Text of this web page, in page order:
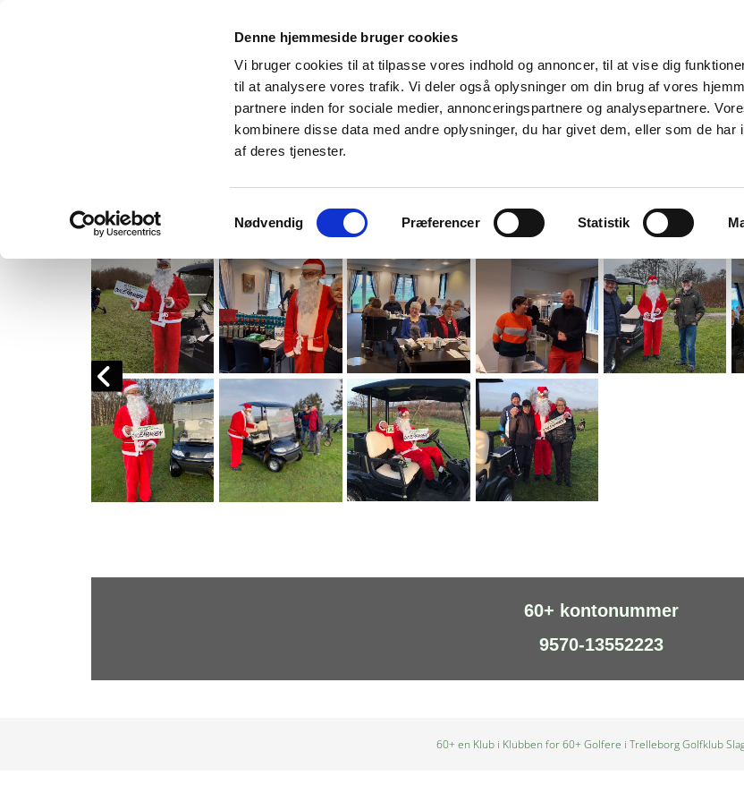
Denne hjemmeside bruger cookies
Vi bruger cookies til at tilpasse vores indhold og annoncer, til at vise dig
til at analysere vores trafik. Vi deler også oplysninger om din brug af vores
partnere inden for sociale medier, annonceringspartnere og analysepartnere.
kombinere disse data med andre oplysninger, du har givet dem, eller som de har
af deres tjenester.
Nødvendig Præferencer Statistik
Turneringer 60+ Turneringsplan Golfspil i 60+ 60+ Golfture
60+ kontonummer
9570-13552223
60+ en Klub i Klubben for 60+ Golfere i Trelleborg Golfklub